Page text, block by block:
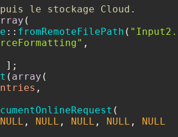
le stockage Cloud.
(
:: fromRemoteFilePath (
,
( array (
,
(
NULL , NULL , NULL , NULL ,
NULL